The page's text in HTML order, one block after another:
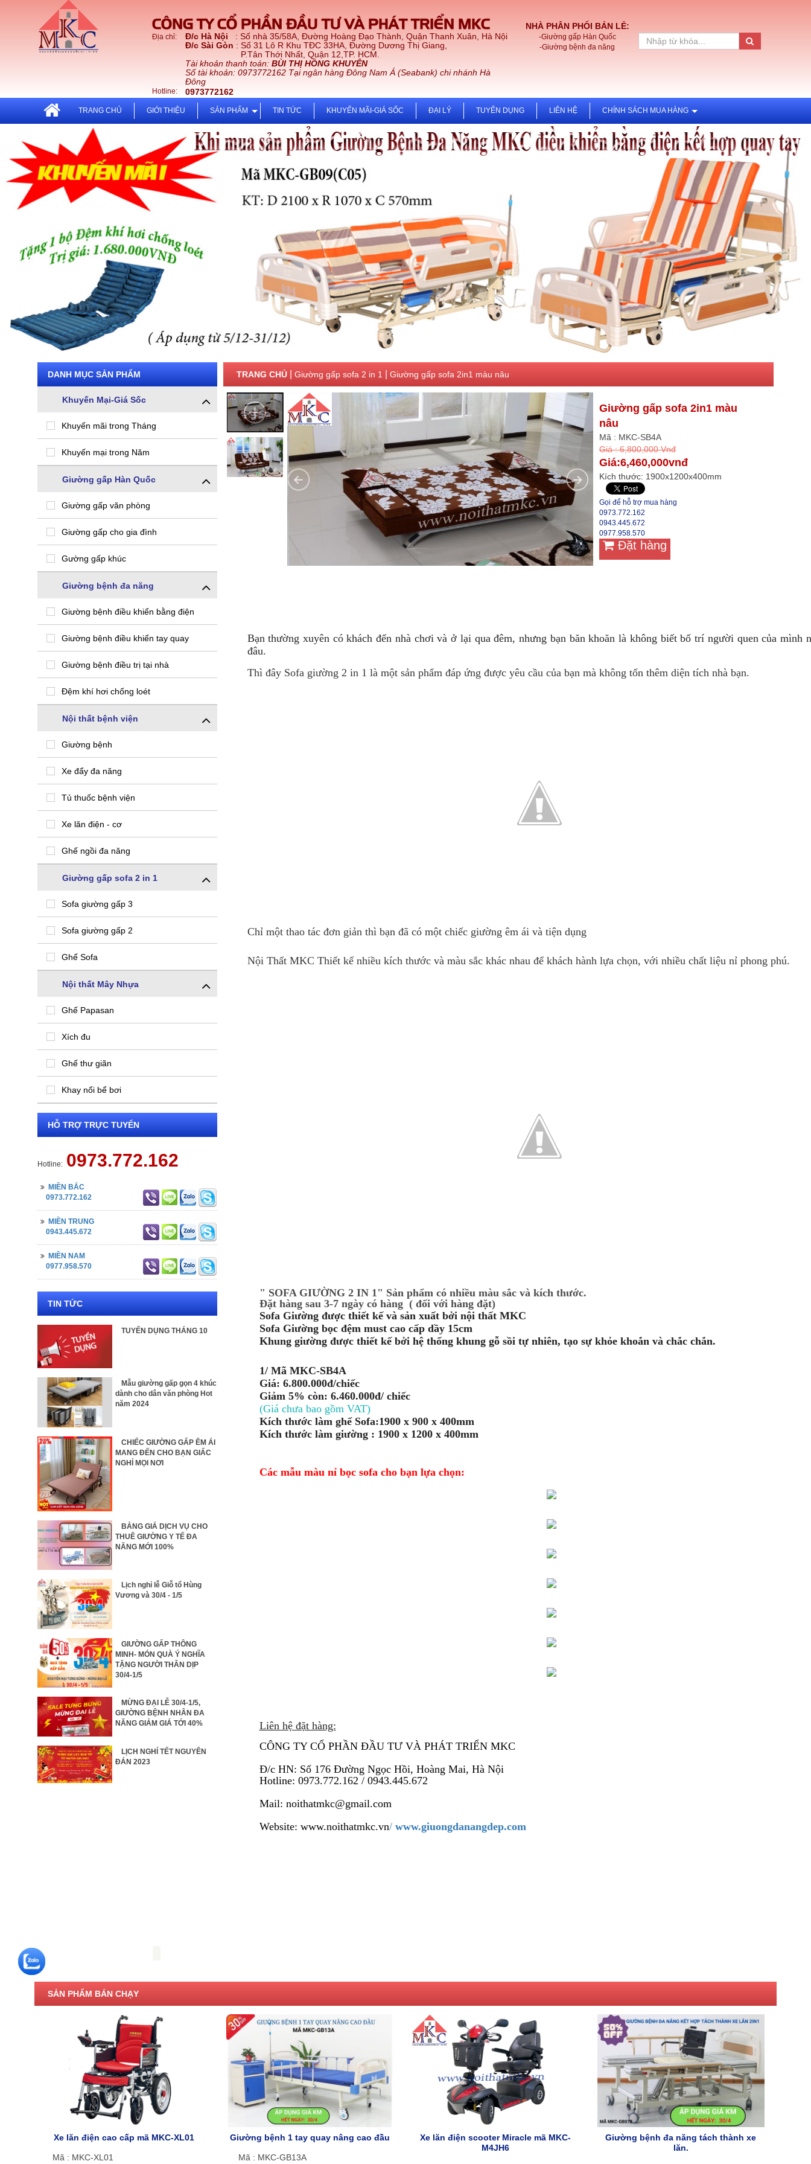
CÔNG TY CỔ PHẦN ĐẦU TƯ VÀ PHÁT TRIỂN MKC
Địa chỉ: Đ/c Hà Nội : Số nhà 35/58A, Đường Hoàng Đạo Thành, Quận Thanh Xuân, Hà Nội
Đ/c Sài Gòn : Số 31 Lô R Khu TĐC 33HA, Đường Dương Thị Giang,
P.Tân Thới Nhất, Quận 12,TP. HCM.
Tài khoản thanh toán: BÙI THỊ HỒNG KHUYÊN
Số tài khoản: 0973772162 Tại ngân hàng Đông Nam Á (Seabank) chi nhánh Hà
Đông
Hotline: 0973772162
NHÀ PHÂN PHỐI BÁN LẺ:
-Giường gấp Hàn Quốc
-Giường bệnh đa năng
TRANG CHỦ GIỚI THIỆU SẢN PHẨM TIN TỨC KHUYẾN MÃI-GIÁ SỐC ĐẠI LÝ TUYỂN DỤNG LIÊN HỆ CHÍNH SÁCH MUA HÀNG
DANH MỤC SẢN PHẨM
Khuyến Mại-Giá Sốc
Khuyến mãi trong Tháng
Khuyến mại trong Năm
Giường gấp Hàn Quốc
Giường gấp văn phòng
Giường gấp cho gia đình
Gường gấp khúc
Giường bệnh đa năng
Giường bệnh điều khiển bằng điện
Giường bệnh điều khiển tay quay
Giường bệnh điều trị tại nhà
Đệm khí hơi chống loét
Nội thất bệnh viện
Giường bệnh
Xe đẩy đa năng
Tủ thuốc bệnh viện
Xe lăn điện - cơ
Ghế ngồi đa năng
Giường gấp sofa 2 in 1
Sofa giường gấp 3
Sofa giường gấp 2
Ghế Sofa
Nội thất Mây Nhựa
Ghế Papasan
Xích đu
Ghế thư giãn
Khay nổi bể bơi
HỖ TRỢ TRỰC TUYẾN
Hotline: 0973.772.162
MIỀN BẮC
0973.772.162
MIỀN TRUNG
0943.445.672
MIỀN NAM
0977.958.570
TIN TỨC
TUYỂN DỤNG THÁNG 10
Mẫu giường gấp gọn 4 khúc
dành cho dân văn phòng Hot
năm 2024
CHIẾC GIƯỜNG GẤP ÊM ÁI
MANG ĐẾN CHO BẠN GIẤC
NGHỈ MỌI NƠI
BẢNG GIÁ DỊCH VỤ CHO
THUÊ GIƯỜNG Y TẾ ĐA
NĂNG MỚI 100%
Lịch nghỉ lễ Giỗ tổ Hùng
Vương và 30/4 - 1/5
GIƯỜNG GẤP THÔNG
MINH- MÓN QUÀ Ý NGHĨA
TẶNG NGƯỜI THÂN DỊP
30/4-1/5
MỪNG ĐẠI LỄ 30/4-1/5,
GIƯỜNG BỆNH NHÂN ĐA
NĂNG GIẢM GIÁ TỚI 40%
LỊCH NGHỈ TẾT NGUYÊN
ĐÁN 2023
TRANG CHỦ| Giường gấp sofa 2 in 1 Giường gấp sofa 2in1 màu nâu
Giường gấp sofa 2in1 màu
nâu
Mã : MKC-SB4A
Giá : 6,800,000 Vnđ
Giá:6,460,000vnđ
Kích thước: 1900x1200x400mm
Gọi để hỗ trợ mua hàng
0973.772.162
0943.445.672
0977.958.570
Đặt hàng
Bạn thường xuyên có khách đến nhà chơi và ở lại qua đêm, nhưng bạn băn khoăn là không biết bố trí người quen của mình
đâu.
Thì đây Sofa giường 2 in 1 là một sản phẩm đáp ứng được yêu cầu của bạn mà không tốn thêm diện tích nhà bạn.
Chỉ một thao tác đơn giản thì bạn đã có một chiếc giường êm ái và tiện dụng
Nội Thất MKC Thiết kế nhiều kích thước và màu sắc khác nhau để khách hành lựa chọn, với nhiều chất liệu nỉ phong phú.
" SOFA GIƯỜNG 2 IN 1" Sản phẩm có nhiều màu sắc và kích thước.
Đặt hàng sau 3-7 ngày có hàng ( đối với hàng đặt)
Sofa Giường được thiết kế và sản xuất bởi nội thất MKC
Sofa Giường bọc đệm must cao cấp dầy 15cm
Khung giường được thiết kế bởi hệ thống khung gỗ sồi tự nhiên, tạo sự khỏe khoắn và chắc chắn.
1/ Mã MKC-SB4A
Giá: 6.800.000đ/chiếc
Giảm 5% còn: 6.460.000đ/ chiếc
(Giá chưa bao gồm VAT)
Kích thước làm ghế Sofa:1900 x 900 x 400mm
Kích thước làm giường : 1900 x 1200 x 400mm
Các mẫu màu nỉ bọc sofa cho bạn lựa chọn​:
Liên hệ đặt hàng:
CÔNG TY CỔ PHẦN ĐẦU TƯ VÀ PHÁT TRIỂN MKC
Đ/c HN: Số 176 Đường Ngọc Hồi, Hoàng Mai, Hà Nội
Hotline: 0973.772.162 / 0943.445.672
Mail: noithatmkc@gmail.com
Website: www.noithatmkc.vn/ www.giuongdanangdep.com
SẢN PHẨM BÁN CHẠY
Xe lăn điện cao cấp mã MKC-XL01
Mã : MKC-XL01
Giường bệnh 1 tay quay nâng cao đầu
Mã : MKC-GB13A
Xe lăn điện scooter Miracle mã MKC-
M4JH6
Giường bệnh đa năng tách thành xe
lăn.